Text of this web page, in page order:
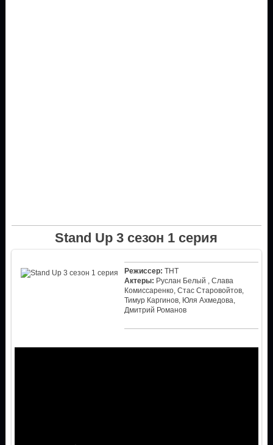
Stand Up 3 сезон 1 серия
Режиссер: ТНТ
Актеры: Руслан Белый , Слава
Комиссаренко, Стас Старовойтов,
Тимур Каргинов, Юля Ахмедова,
Дмитрий Романов